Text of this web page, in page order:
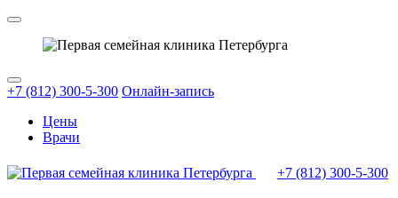
+7 (812) 300-5-300 Онлайн-запись
Цены
Врачи
+7 (812) 300-5-300